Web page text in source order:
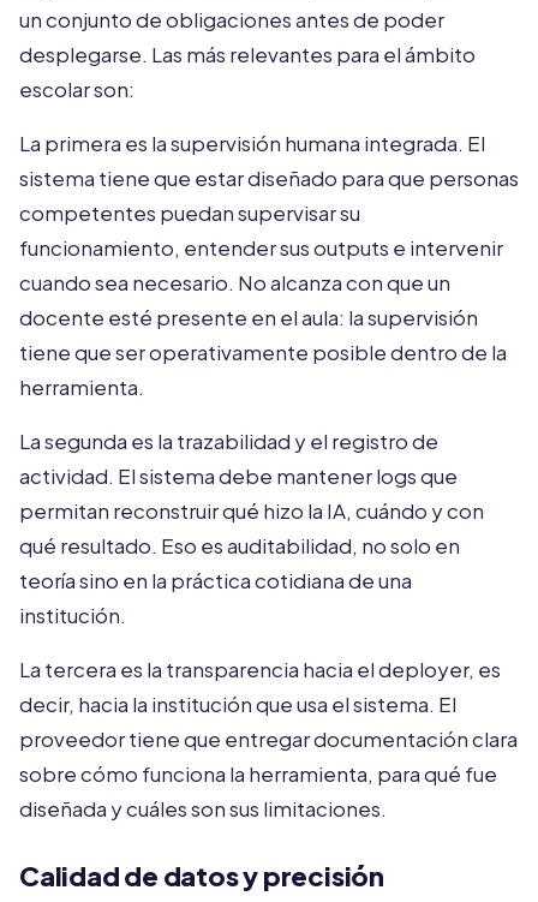
un conjunto de obligaciones antes de poder
desplegarse. Las más relevantes para el ámbito
escolar son:
La primera es la supervisión humana integrada. El
sistema tiene que estar diseñado para que personas
competentes puedan supervisar su
funcionamiento, entender sus outputs e intervenir
cuando sea necesario. No alcanza con que un
docente esté presente en el aula: la supervisión
tiene que ser operativamente posible dentro de la
herramienta.
La segunda es la trazabilidad y el registro de
actividad. El sistema debe mantener logs que
permitan reconstruir qué hizo la IA, cuándo y con
qué resultado. Eso es auditabilidad, no solo en
teoría sino en la práctica cotidiana de una
institución.
La tercera es la transparencia hacia el deployer, es
decir, hacia la institución que usa el sistema. El
proveedor tiene que entregar documentación clara
sobre cómo funciona la herramienta, para qué fue
diseñada y cuáles son sus limitaciones.
Calidad de datos y precisión